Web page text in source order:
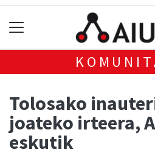
Tolosako
joateko irteera,
eskutik